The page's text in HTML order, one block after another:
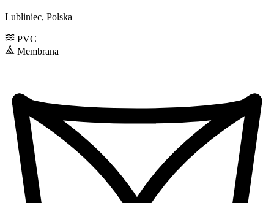
Lubliniec, Polska
PVC
Membrana